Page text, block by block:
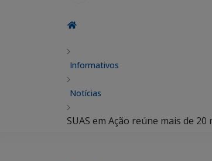
Informativos
Notícias
SUAS em Ação reúne mais de